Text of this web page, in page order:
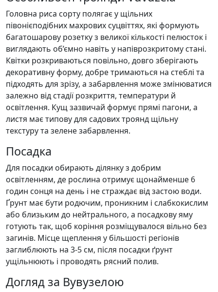
Головна риса сорту полягає у щільних
півонієподібних махрових суцвіттях, які формують
багатошарову розетку з великої кількості пелюсток і
виглядають об’ємно навіть у напіврозкритому стані.
Квітки розкриваються повільно, довго зберігають
декоративну форму, добре тримаються на стеблі та
підходять для зрізу, а забарвлення може змінюватися
залежно від стадії розкриття, температури й
освітлення. Кущ зазвичай формує прямі пагони, а
листя має типову для садових троянд щільну
текстуру та зелене забарвлення.
Посадка
Для посадки обирають ділянку з добрим
освітленням, де рослина отримує щонайменше 6
годин сонця на день і не страждає від застою води.
Ґрунт має бути родючим, проникним і слабкокислим
або близьким до нейтрального, а посадкову яму
готують так, щоб коріння розміщувалося вільно без
загинів. Місце щеплення у більшості регіонів
заглиблюють на 3-5 см, після посадки ґрунт
ущільнюють і проводять рясний полив.
Догляд за Вувузелою